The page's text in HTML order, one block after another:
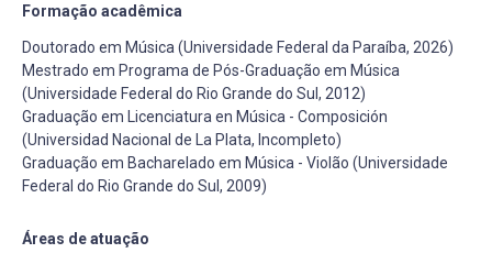
Formação acadêmica
Doutorado em Música (Universidade Federal da Paraíba, 2026)
Mestrado em Programa de Pós-Graduação em Música
(Universidade Federal do Rio Grande do Sul, 2012)
Graduação em Licenciatura en Música - Composición
(Universidad Nacional de La Plata, Incompleto)
Graduação em Bacharelado em Música - Violão (Universidade
Federal do Rio Grande do Sul, 2009)
Áreas de atuação